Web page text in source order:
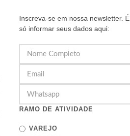
Inscreva-se em nossa newsletter. É
só informar seus dados aqui:
RAMO DE ATIVIDADE
VAREJO